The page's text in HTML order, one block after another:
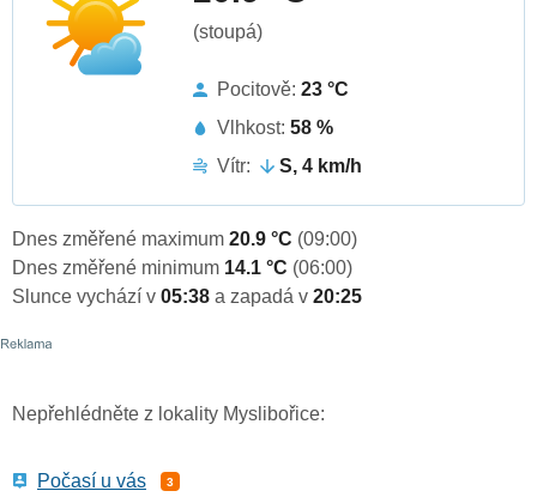
(stoupá)
Pocitově: 23 °C
Vlhkost: 58 %
Vítr:
S, 4 km/h
Dnes změřené maximum 20.9 °C (09:00)
Dnes změřené minimum 14.1 °C (06:00)
Slunce vychází v 05:38 a zapadá v 20:25
Nepřehlédněte z lokality Myslibořice:
Počasí u vás 3